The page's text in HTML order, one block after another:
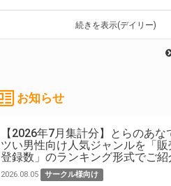
続きを表示(デイリー)
お知らせ
【2026年7月集計分】とらのあな
ツい男性向け人気ジャンルを「
登録数」のランキング形式でご紹
2026.08.05 サークル様向け